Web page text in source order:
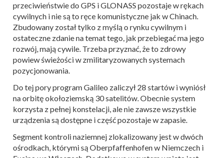
przeciwieństwie do GPS i GLONASS pozostaje w rękach
cywilnych i nie są to ręce komunistyczne jak w Chinach.
Zbudowany został tylko z myślą o rynku cywilnym i
ostateczne zdanie na temat tego, jak przebiegać ma jego
rozwój, mają cywile. Trzeba przyznać, że to zdrowy
powiew świeżości w zmilitaryzowanych systemach
pozycjonowania.
Do tej pory program Galileo zaliczył 28 startów i wyniósł
na orbitę okołoziemską 30 satelitów. Obecnie system
korzysta z pełnej konstelacji, ale nie zawsze wszystkie
urządzenia są dostępne i część pozostaje w zapasie.
Segment kontroli naziemnej zlokalizowany jest w dwóch
ośrodkach, którymi są Oberpfaffenhofen w Niemczech i